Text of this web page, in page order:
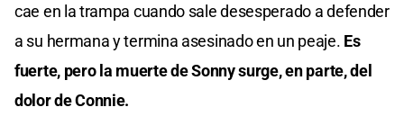
cae en la trampa cuando sale desesperado a defender
a su hermana y termina asesinado en un peaje. Es
fuerte, pero la muerte de Sonny surge, en parte, del
dolor de Connie.